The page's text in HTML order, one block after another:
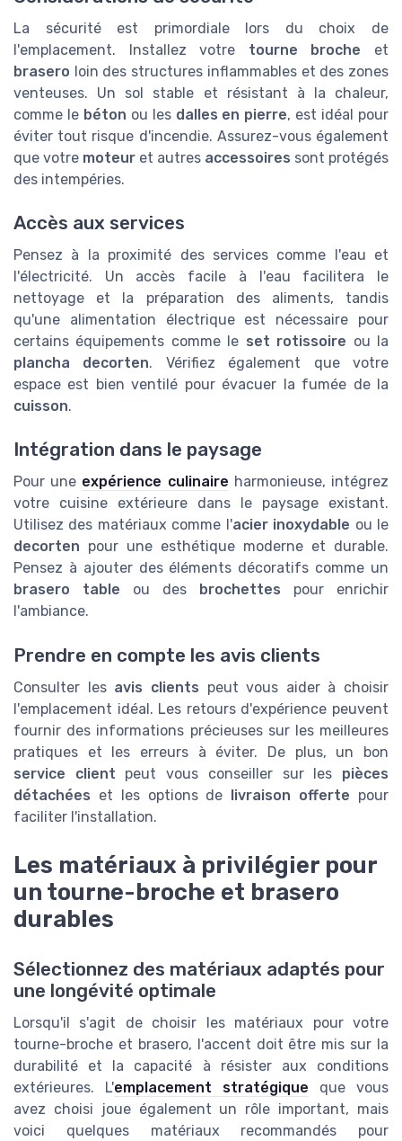
La sécurité est primordiale lors du choix de
l'emplacement. Installez votre tourne broche et
brasero loin des structures inflammables et des zones
venteuses. Un sol stable et résistant à la chaleur,
comme le béton ou les dalles en pierre, est idéal pour
éviter tout risque d'incendie. Assurez-vous également
que votre moteur et autres accessoires sont protégés
des intempéries.
Accès aux services
Pensez à la proximité des services comme l'eau et
l'électricité. Un accès facile à l'eau facilitera le
nettoyage et la préparation des aliments, tandis
qu'une alimentation électrique est nécessaire pour
certains équipements comme le set rotissoire ou la
plancha decorten. Vérifiez également que votre
espace est bien ventilé pour évacuer la fumée de la
cuisson.
Intégration dans le paysage
Pour une expérience culinaire harmonieuse, intégrez
votre cuisine extérieure dans le paysage existant.
Utilisez des matériaux comme l'acier inoxydable ou le
decorten pour une esthétique moderne et durable.
Pensez à ajouter des éléments décoratifs comme un
brasero table ou des brochettes pour enrichir
l'ambiance.
Prendre en compte les avis clients
Consulter les avis clients peut vous aider à choisir
l'emplacement idéal. Les retours d'expérience peuvent
fournir des informations précieuses sur les meilleures
pratiques et les erreurs à éviter. De plus, un bon
service client peut vous conseiller sur les pièces
détachées et les options de livraison offerte pour
faciliter l'installation.
Les matériaux à privilégier pour
un tourne-broche et brasero
durables
Sélectionnez des matériaux adaptés pour
une longévité optimale
Lorsqu'il s'agit de choisir les matériaux pour votre
tourne-broche et brasero, l'accent doit être mis sur la
durabilité et la capacité à résister aux conditions
extérieures. L'emplacement stratégique que vous
avez choisi joue également un rôle important, mais
voici quelques matériaux recommandés pour